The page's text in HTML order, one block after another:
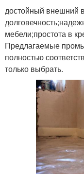
достойный внешний
мебели;простота в
Предлагаемые
полностью
только выбрать.